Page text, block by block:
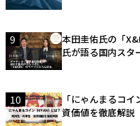
9
本田圭佑氏の「
氏が語る国内スタ
10
「にゃんまるコ
資価値を徹底解説